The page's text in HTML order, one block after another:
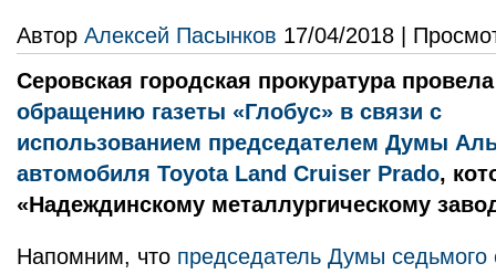
Автор Алексей Пасынков 17/04/2018 |
Серовская городская прокуратура
обращению газеты «Глобус» в связи с
использованием председателем Думы
автомобиля Toyota Land Cruiser Prado,
«Надеждинскому металлургическому
Напомним, что председатель Думы